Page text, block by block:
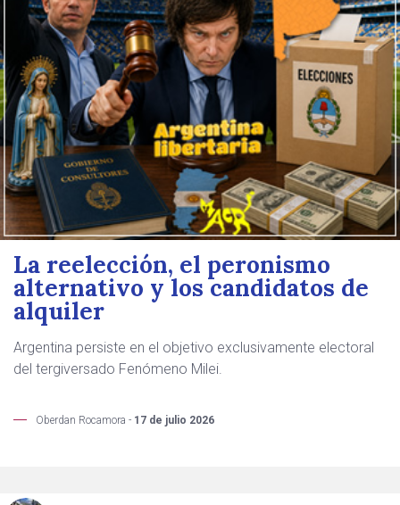
La reelección, el peronismo
alternativo y los candidatos de
alquiler
Argentina persiste en el objetivo exclusivamente electoral
del tergiversado Fenómeno Milei.
Oberdan Rocamora - 17 de julio 2026